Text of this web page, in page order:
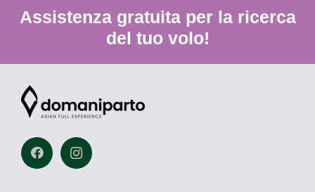
Assistenza gratuita per la ricerca
del tuo volo!